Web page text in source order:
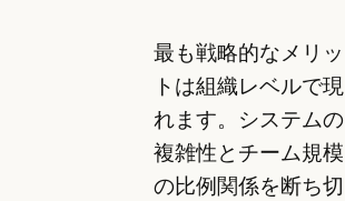
最も戦略的なメリッ
トは組織レベルで現
れます。システムの
複雑性とチーム規模
の比例関係を断ち切